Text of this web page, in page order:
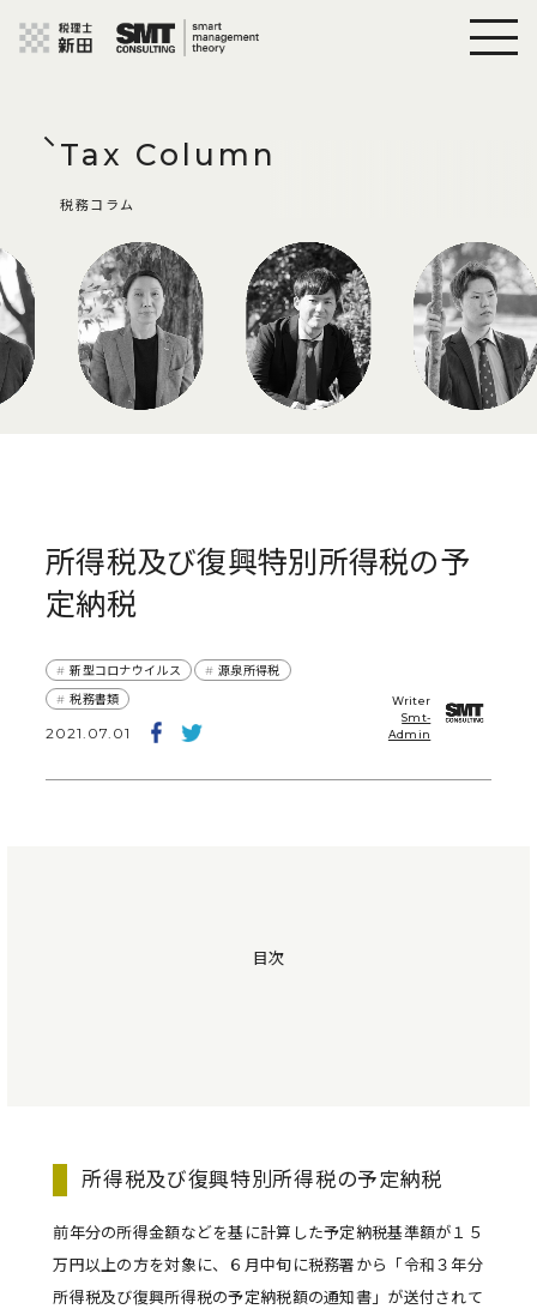
Tax Column
税務コラム
所得税及び復興特別所得税の予
定納税
新型コロナウイルス
源泉所得税
税務書類
2021.07.01
Writer
Smt-
Admin
目次
所得税及び復興特別所得税の予定納税
前年分の所得金額などを基に計算した予定納税基準額が１５
万円以上の方を対象に、６月中旬に税務署から「令和３年分
所得税及び復興所得税の予定納税額の通知書」が送付されて